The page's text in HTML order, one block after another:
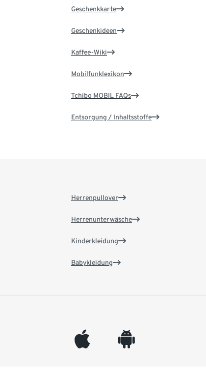
Geschenkkarte
Geschenkideen
Kaffee-Wiki
Mobilfunklexikon
Tchibo MOBIL FAQs
Entsorgung / Inhaltsstoffe
Herrenpullover
Herrenunterwäsche
Kinderkleidung
Babykleidung
appleinc android